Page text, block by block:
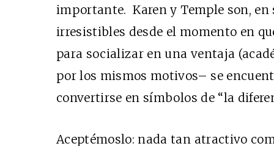
importante. Karen y Temple son, en
irresistibles desde el momento en
para socializar en una ventaja
por los mismos motivos– se
convertirse en símbolos de “la
Aceptémoslo: nada tan atractivo